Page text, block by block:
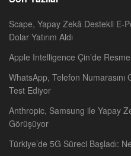
Scape, Yapay Zekâ Destekli E-
Dolar Yatırım Aldı
Apple Intelligence Çin’de
WhatsApp, Telefon Numarasını
Test Ediyor
Anthropic, Samsung ile Yapay
Görüşüyor
Türkiye’de 5G Süreci Başladı: